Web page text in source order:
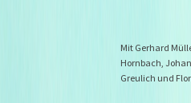
Mit Gerhard
Hornbach,
Greulich und